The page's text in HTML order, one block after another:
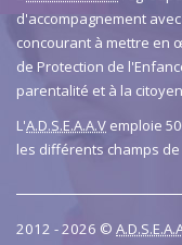
d'accompagnement
concourant à mettre en
de Protection de
parentalité et à la
L'A.D.S.E.A.A.V emploie
les différents champs
2012 - 2026 ©